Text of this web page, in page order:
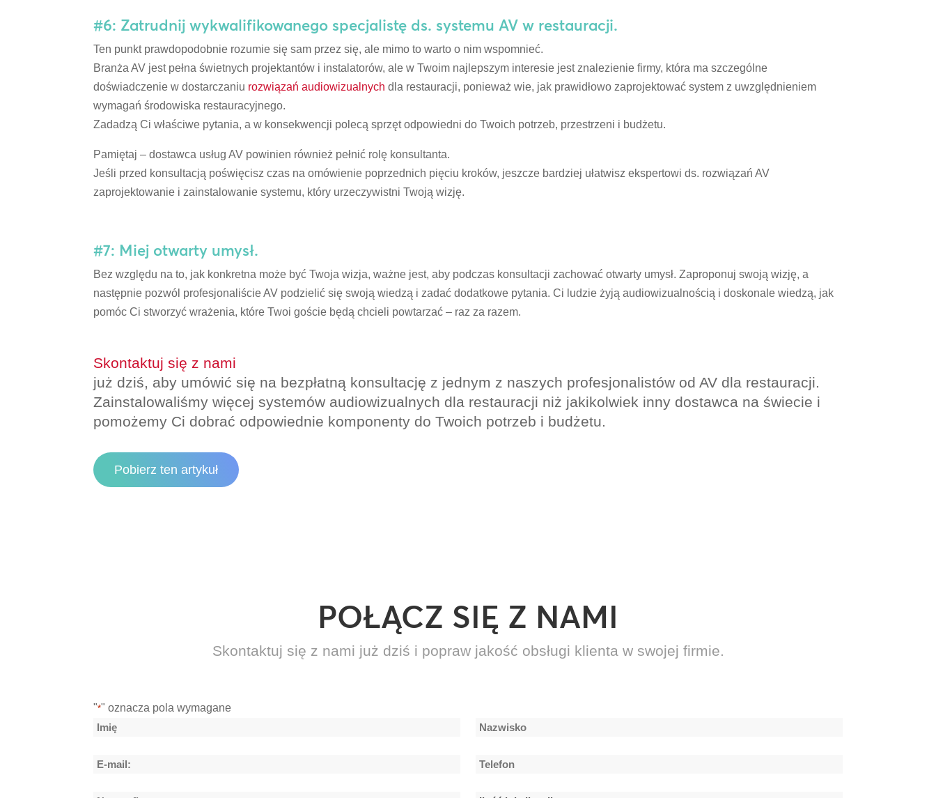
#6: Zatrudnij wykwalifikowanego specjalistę ds. systemu AV w restauracji.
Ten punkt prawdopodobnie rozumie się sam przez się, ale mimo to warto o nim wspomnieć.
Branża AV jest pełna świetnych projektantów i instalatorów, ale w Twoim najlepszym interesie jest znalezienie firmy, która ma szczególne
doświadczenie w dostarczaniu rozwiązań audiowizualnych dla restauracji, ponieważ wie, jak prawidłowo zaprojektować system z uwzględnieniem
wymagań środowiska restauracyjnego.
Zadadzą Ci właściwe pytania, a w konsekwencji polecą sprzęt odpowiedni do Twoich potrzeb, przestrzeni i budżetu.
Pamiętaj – dostawca usług AV powinien również pełnić rolę konsultanta.
Jeśli przed konsultacją poświęcisz czas na omówienie poprzednich pięciu kroków, jeszcze bardziej ułatwisz ekspertowi ds. rozwiązań AV
zaprojektowanie i zainstalowanie systemu, który urzeczywistni Twoją wizję.
#7: Miej otwarty umysł.
Bez względu na to, jak konkretna może być Twoja wizja, ważne jest, aby podczas konsultacji zachować otwarty umysł. Zaproponuj swoją wizję, a
następnie pozwól profesjonaliście AV podzielić się swoją wiedzą i zadać dodatkowe pytania. Ci ludzie żyją audiowizualnością i doskonale wiedzą, jak
pomóc Ci stworzyć wrażenia, które Twoi goście będą chcieli powtarzać – raz za razem.
Skontaktuj się z nami
już dziś, aby umówić się na bezpłatną konsultację z jednym z naszych profesjonalistów od AV dla restauracji.
Zainstalowaliśmy więcej systemów audiowizualnych dla restauracji niż jakikolwiek inny dostawca na świecie i
pomożemy Ci dobrać odpowiednie komponenty do Twoich potrzeb i budżetu.
Pobierz ten artykuł
POŁĄCZ SIĘ Z NAMI
Skontaktuj się z nami już dziś i popraw jakość obsługi klienta w swojej firmie.
"*" oznacza pola wymagane
Nazwa
E-
Telefon